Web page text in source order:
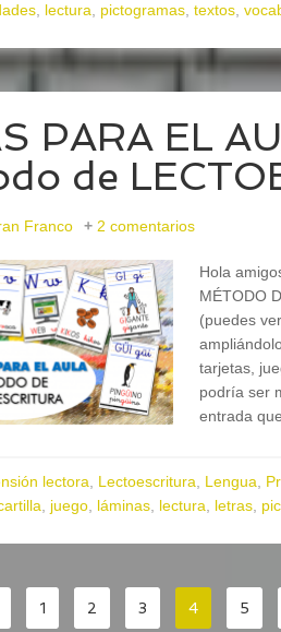
lectura pictogramas textos
PARA EL
de
Franco 2 comentarios
Hola
MÉTODO
(puedes
tarjetas,
podría ser
entrada
lectora Lectoescritura Lengua
juego láminas lectura letras
1 2 3 4 5